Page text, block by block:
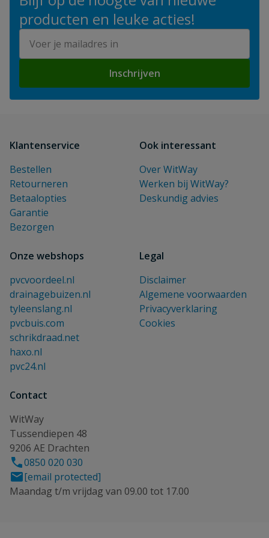
producten en leuke acties!
Inschrijven
Klantenservice
Bestellen
Retourneren
Betaalopties
Garantie
Bezorgen
Ook interessant
Over WitWay
Werken bij WitWay?
Deskundig advies
Onze webshops
pvcvoordeel.nl
drainagebuizen.nl
tyleenslang.nl
pvcbuis.com
schrikdraad.net
haxo.nl
pvc24.nl
Legal
Disclaimer
Algemene voorwaarden
Privacyverklaring
Cookies
Contact
WitWay
Tussendiepen 48
9206 AE Drachten
0850 020 030
[email protected]
Maandag t/m vrijdag van 09.00 tot 17.00